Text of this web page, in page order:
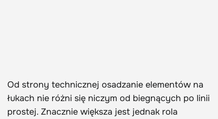
Od strony technicznej osadzanie elementów na
łukach nie różni się niczym od biegnących po linii
prostej. Znacznie większa jest jednak rola